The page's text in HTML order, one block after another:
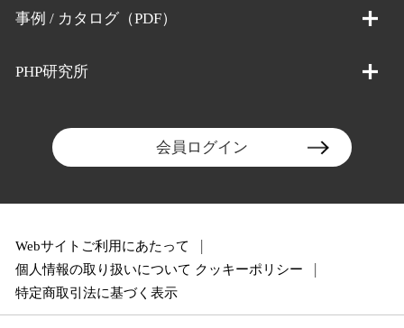
事例 / カタログ（PDF）
PHP研究所
会員ログイン
Webサイトご利用にあたって
個人情報の取り扱いについて クッキーポリシー
特定商取引法に基づく表示